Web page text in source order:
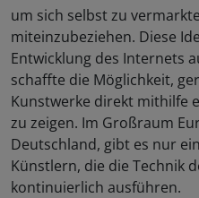
um sich selbst zu
miteinzubeziehen. Diese
Entwicklung des Internets
schaffte die Möglichkeit,
Kunstwerke direkt mithilfe
zu zeigen. Im Großraum
Deutschland, gibt es nur
Künstlern, die die Technik
kontinuierlich ausführen.